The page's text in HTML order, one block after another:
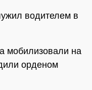
водителем в
мобилизовали на
орденом